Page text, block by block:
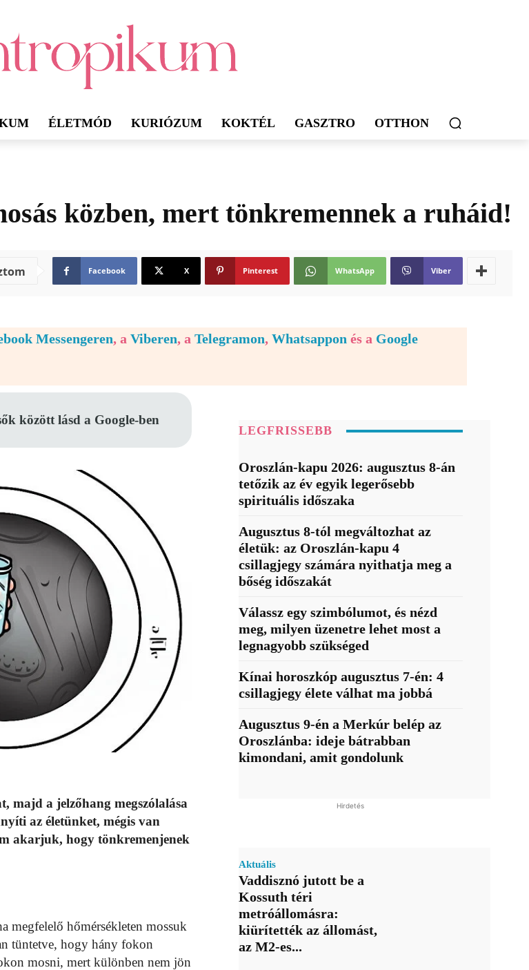
ÉLETMÓD KURIÓZUM KOKTÉL GASZTRO OTTHON
közben, mert tönkremennek a ruháid!
Facebook X Pinterest WhatsApp Viber
Messengeren, a Viberen, a Telegramon, Whatsappon és a Google
között lásd a Google-ben
majd a jelzőhang megszólalása
az életünket, mégis van
akarjuk, hogy tönkremenjenek
megfelelő hőmérsékleten mossuk
tüntetve, hogy hány fokon
mosni, mert különben nem jön
LEGFRISSEBB
Oroszlán-kapu 2026: augusztus 8-án
tetőzik az év egyik legerősebb
spirituális időszaka
Augusztus 8-tól megváltozhat az
életük: az Oroszlán-kapu 4
csillagjegy számára nyithatja meg a
bőség időszakát
Válassz egy szimbólumot, és nézd
meg, milyen üzenetre lehet most a
legnagyobb szükséged
Kínai horoszkóp augusztus 7-én: 4
csillagjegy élete válhat ma jobbá
Augusztus 9-én a Merkúr belép az
Oroszlánba: ideje bátrabban
kimondani, amit gondolunk
Hirdetés
Aktuális
Vaddisznó jutott be a
Kossuth téri
metróállomásra:
kiürítették az állomást,
az M2-es...